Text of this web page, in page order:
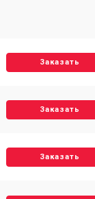
Заказать
Заказать
Заказать